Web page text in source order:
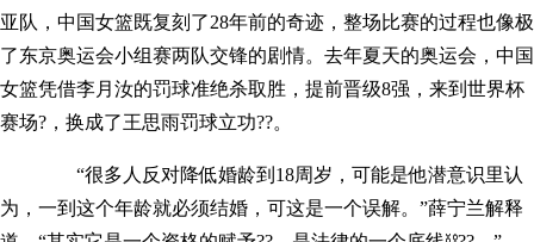
亚队，中国女篮既复刻了28年前的奇迹，整场比赛的过程也像极
了东京奥运会小组赛两队交锋的剧情。去年夏天的奥运会，中国
女篮凭借李月汝的罚球准绝杀取胜，提前晋级8强，来到世界杯
赛场?，换成了王思雨罚球立功??。
“很多人反对降低婚龄到18周岁，可能是他潜意识里认
为，一到这个年龄就必须结婚，可这是一个误解。”薛宁兰解释